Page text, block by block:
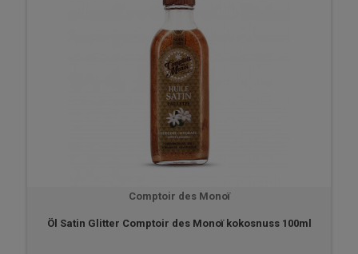
Comptoir des Monoï
Öl Satin Glitter Comptoir des Monoï kokosnuss 100ml